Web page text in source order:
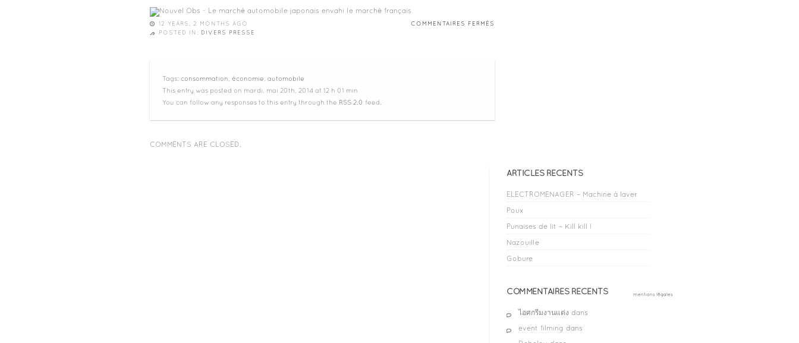
12 YEARS, 2 MONTHS AGO COMMENTAIRES FERMÉS
POSTED IN: DIVERS PRESSE
Tags: consommation économie automobile
This entry was posted on mardi, mai 20th, 2014 at 12 h 01 min
You can follow any responses to this entry through the RSS 2.0 feed.
COMMENTS ARE CLOSED.
ARTICLES RÉCENTS
ELECTROMENAGER – Machine à laver
Poux
Punaises de lit – Kill kill !
Nazouille
Gobure
COMMENTAIRES RÉCENTS
ไอศกรีมงานแต่ง dans
event filming dans
mentions légales